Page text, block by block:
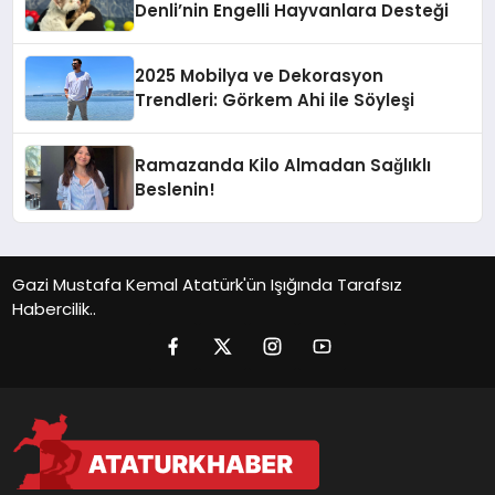
Denli’nin Engelli Hayvanlara Desteği
2025 Mobilya ve Dekorasyon
Trendleri: Görkem Ahi ile Söyleşi
Ramazanda Kilo Almadan Sağlıklı
Beslenin!
Gazi Mustafa Kemal Atatürk'ün Işığında Tarafsız
Habercilik..